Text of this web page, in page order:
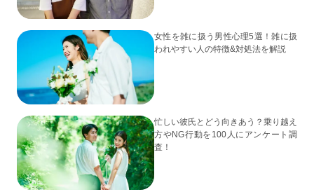
女性を雑に扱う男性心理5選！雑に扱
われやすい人の特徴&対処法を解説
忙しい彼氏とどう向きあう？乗り越え
方やNG行動を100人にアンケート調
査！